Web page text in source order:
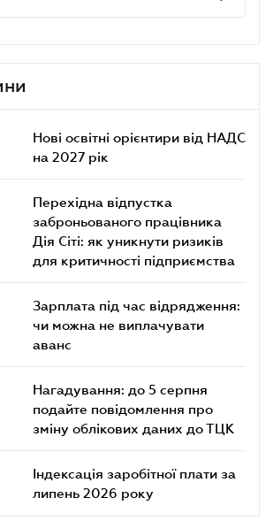
Нові освітні орієнтири від НАДС
на 2027 рік
Перехідна відпустка
заброньованого працівника
Дія Сіті: як уникнути ризиків
для критичності підприємства
Зарплата під час відрядження:
чи можна не виплачувати
аванс
Нагадування: до 5 серпня
подайте повідомлення про
зміну облікових даних до ТЦК
Індексація заробітної плати за
липень 2026 року